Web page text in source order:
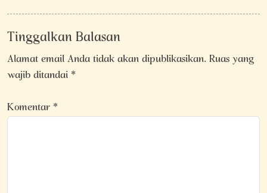
Tinggalkan Balasan
Alamat email Anda tidak akan dipublikasikan.Ruas yang
wajib ditandai*
Komentar*